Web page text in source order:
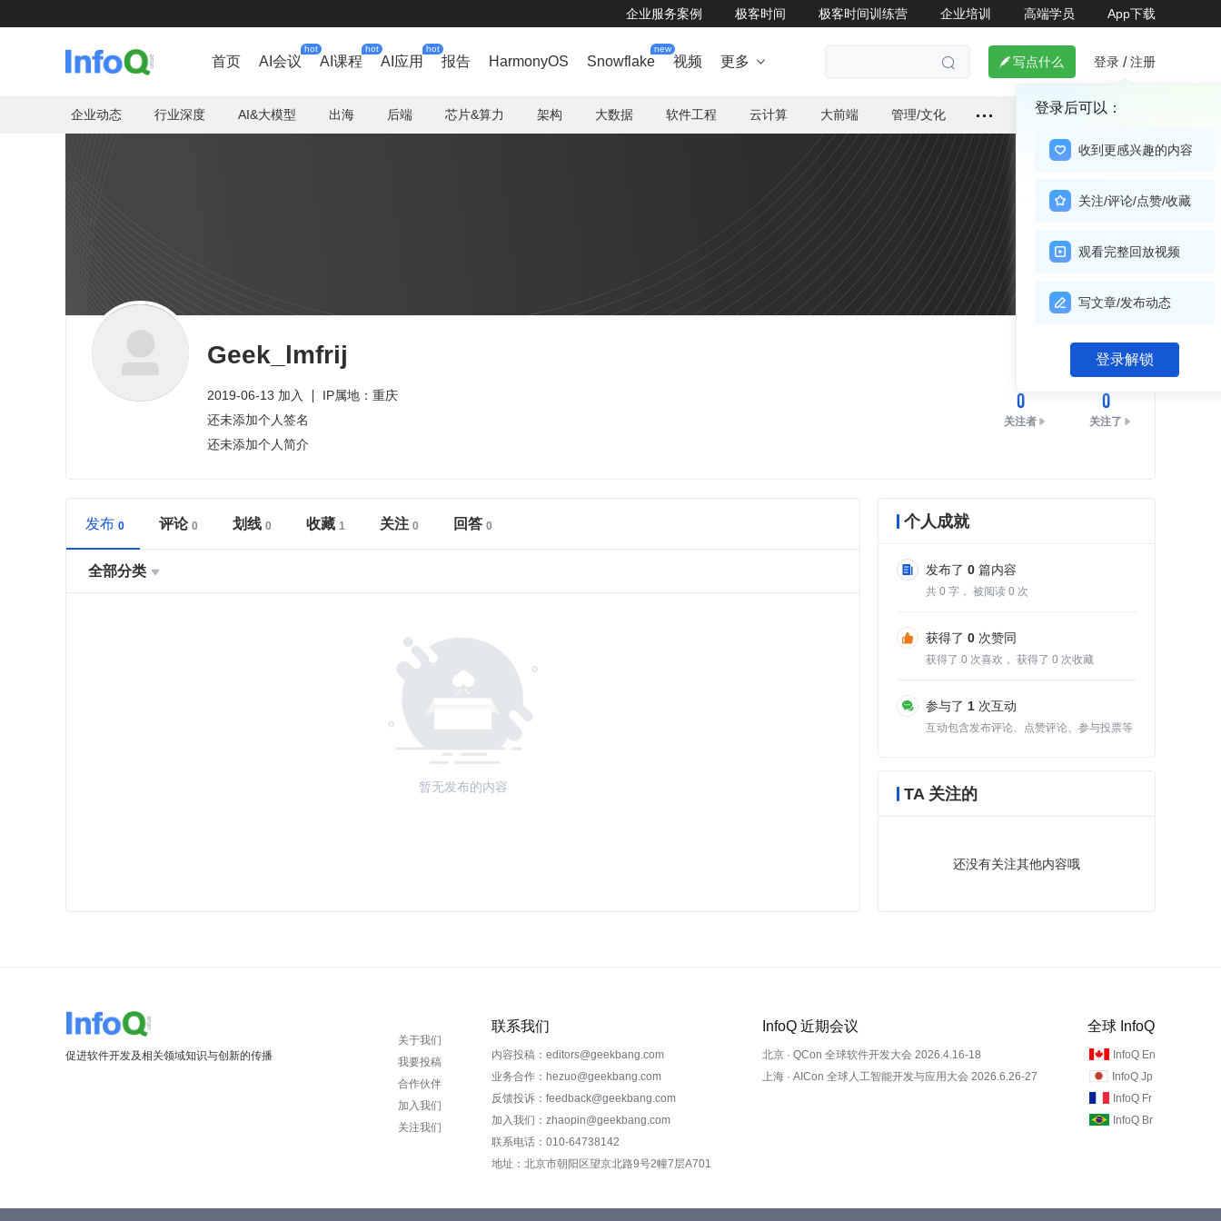
企业服务案例 极客时间 极客时间训练营 企业培训 高端学员 App下载
首页 AI会议
hot
AI课程
hot
AI应用
hot
报告 HarmonyOS Snowflake
new
视频 更多    写点什么 登录 / 注册
登录后可以：
收到更感兴趣的内容
关注/评论/点赞/收藏
观看完整回放视频
写文章/发布动态
登录解锁
企业动态 行业深度 AI&大模型 出海 后端 芯片&算力 架构 大数据 软件工程 云计算 大前端 管理/文化
Geek_lmfrij
2019-06-13 加入
IP属地：重庆
还未添加个人签名
还未添加个人简介
关注
0
关注者
0
关注了
发布 评论 划线 收藏 关注 回答
全部分类 
暂无发布的内容
个人成就
发布了 0 篇内容
共 0 字， 被阅读 0 次
获得了 0 次赞同
获得了 0 次喜欢， 获得了 0 次收藏
参与了 1 次互动
互动包含发布评论、点赞评论、参与投票等
TA 关注的
还没有关注其他内容哦
促进软件开发及相关领域知识与创新的传播
关于我们
我要投稿
合作伙伴
加入我们
关注我们
联系我们
内容投稿：editors@geekbang.com
业务合作：hezuo@geekbang.com
反馈投诉：feedback@geekbang.com
加入我们：zhaopin@geekbang.com
联系电话：010-64738142
地址：北京市朝阳区望京北路9号2幢7层A701
InfoQ 近期会议
北京 · QCon 全球软件开发大会 2026.4.16-18
上海 · AICon 全球人工智能开发与应用大会 2026.6.26-27
全球 InfoQ
InfoQ En
InfoQ Jp
InfoQ Fr
InfoQ Br